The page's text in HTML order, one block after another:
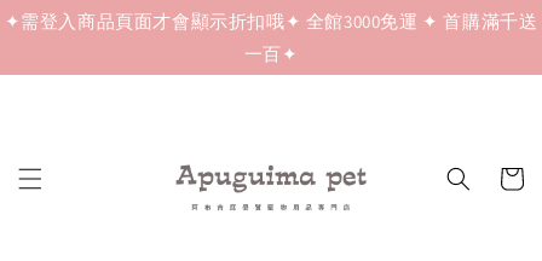
✦需登入商品頁面才會顯示折扣哦✦ 全館3000免運 ✦ 首購滿千送
一百✦